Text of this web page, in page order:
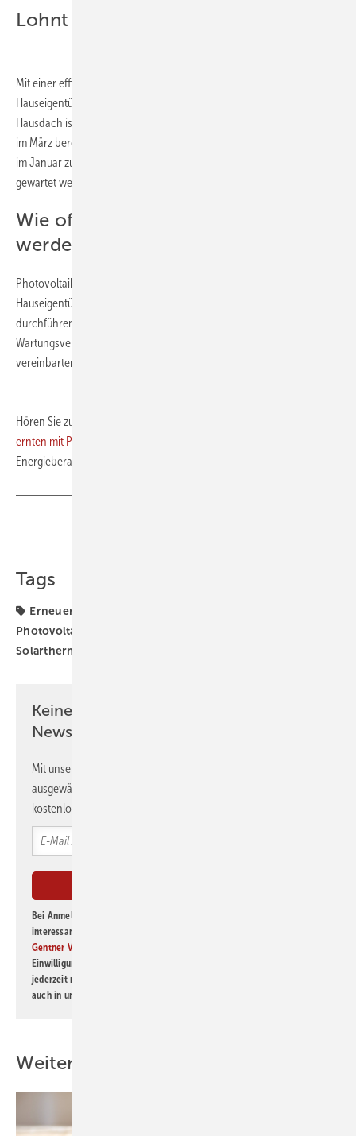
Lohnt sich ein Solaranlagen-Check?
Mit einer effizient arbeitenden Photovoltaikanlage sparen
Hauseigentümerinnen und Hauseigentümer viel Geld. Strom vom
Hausdach ist rund dreimal günstiger als jener vom Stromversorger. Da
im März bereits eine dreimal so hohe solare Sonneneinstrahlung wie
im Januar zu verzeichnen ist, sollte mit dem Solaranlagen-Check nicht
gewartet werden.
Wie oft sollte eine Anlage überprüft
werden?
Photovoltaikanlagen sind wartungsarm. Hauseigentümerinnen und
Hauseigentümer müssen den Solaranlagen-Check nicht jedes Jahr
durchführen lassen. Viele Fachhandwerksunternehmen bieten
Wartungsverträge für die regelmäßige Inspektion in einem vorher
vereinbarten Rhythmus an. Quelle:
Hören Sie zum Thema auch unsere Episode
ernten mit PVT
Energieberater.
Tags
Erneuerbare Energien
Photovoltaik
Solarthermie
Keine Zeit? Kein Problem mit dem GEB
Newsletter!
Mit unserem Newsletter erhalten Sie regelmäßig von uns
ausgewählte Informationen und Neuigkeiten, gebündelt und
kostenlos direkt ins Postfach.
Bei Anmeldung zu diesem Newsletter bin ich damit einverstanden, über
interessante Verlags- und Online-Angebote
Gentner Verlag GmbH & Co. KG
Einwilligung kann ich jederzeit widerrufen und eine Abmeldung ist
jederzeit möglich. Informationen zum Umgang mit Daten finden Sie
auch in unserer
Weitere Inhalte